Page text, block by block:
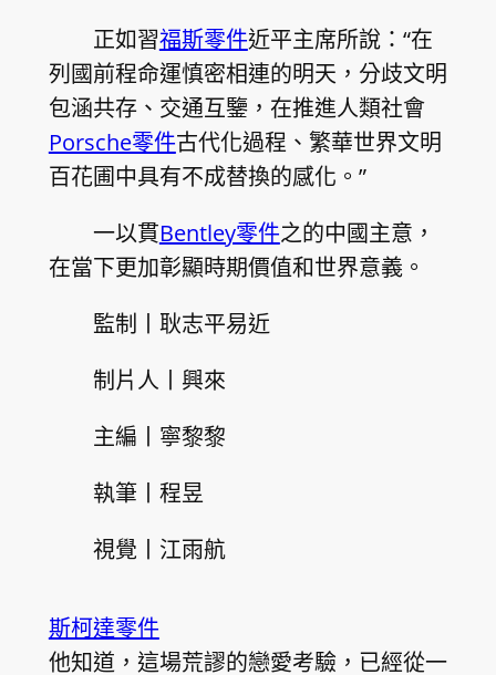
正如習福斯零件近平主席所說：“在
列國前程命運慎密相連的明天，分歧文明
包涵共存、交通互鑒，在推進人類社會
Porsche零件古代化過程、繁華世界文明
百花圃中具有不成替換的感化。”
一以貫Bentley零件之的中國主意，
在當下更加彰顯時期價值和世界意義。
監制丨耿志平易近
制片人丨興來
主編丨寧黎黎
執筆丨程昱
視覺丨江雨航
斯柯達零件
他知道，這場荒謬的戀愛考驗，已經從一